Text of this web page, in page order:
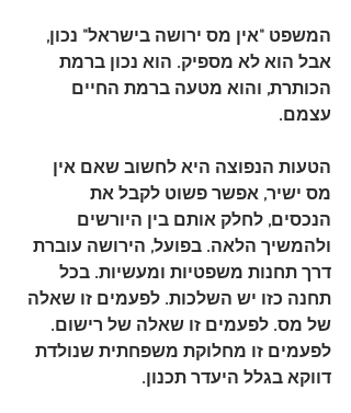
המשפט "אין מס ירושה בישראל" נכון,
אבל הוא לא מספיק. הוא נכון ברמת
הכותרת, והוא מטעה ברמת החיים
עצמם.
הטעות הנפוצה היא לחשוב שאם אין
מס ישיר, אפשר פשוט לקבל את
הנכסים, לחלק אותם בין היורשים
ולהמשיך הלאה. בפועל, הירושה עוברת
דרך תחנות משפטיות ומעשיות. בכל
תחנה כזו יש השלכות. לפעמים זו שאלה
של מס. לפעמים זו שאלה של רישום.
לפעמים זו מחלוקת משפחתית שנולדת
דווקא בגלל היעדר תכנון.